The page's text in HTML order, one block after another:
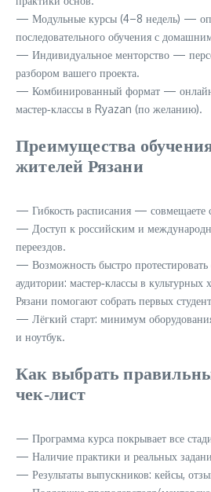
— Модульные курсы (4–8 недель) —
последовательного обучения с
— Индивидуальное менторство —
разбором вашего проекта.
— Комбинированный формат —
мастер‑классы в Ryazan (по желанию).
Преимущества
жителей Рязани
— Гибкость расписания — совмещаете
— Доступ к российским и
переездов.
— Возможность быстро
аудитории: мастер‑классы в культурных
Рязани помогают собрать первых
— Лёгкий старт: минимум
и ноутбук.
Как выбрать
чек‑лист
— Программа курса покрывает все
— Наличие практики и реальных
— Результаты выпускников: кейсы,